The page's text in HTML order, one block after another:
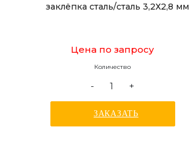
заклёпка сталь/сталь 3,2Х2,8 мм
Цена по запросу
Количество
- +
ЗАКАЗАТЬ